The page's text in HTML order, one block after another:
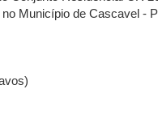
Município de Cascavel -